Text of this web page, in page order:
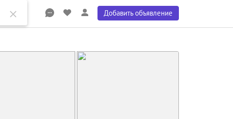
Добавить объявление